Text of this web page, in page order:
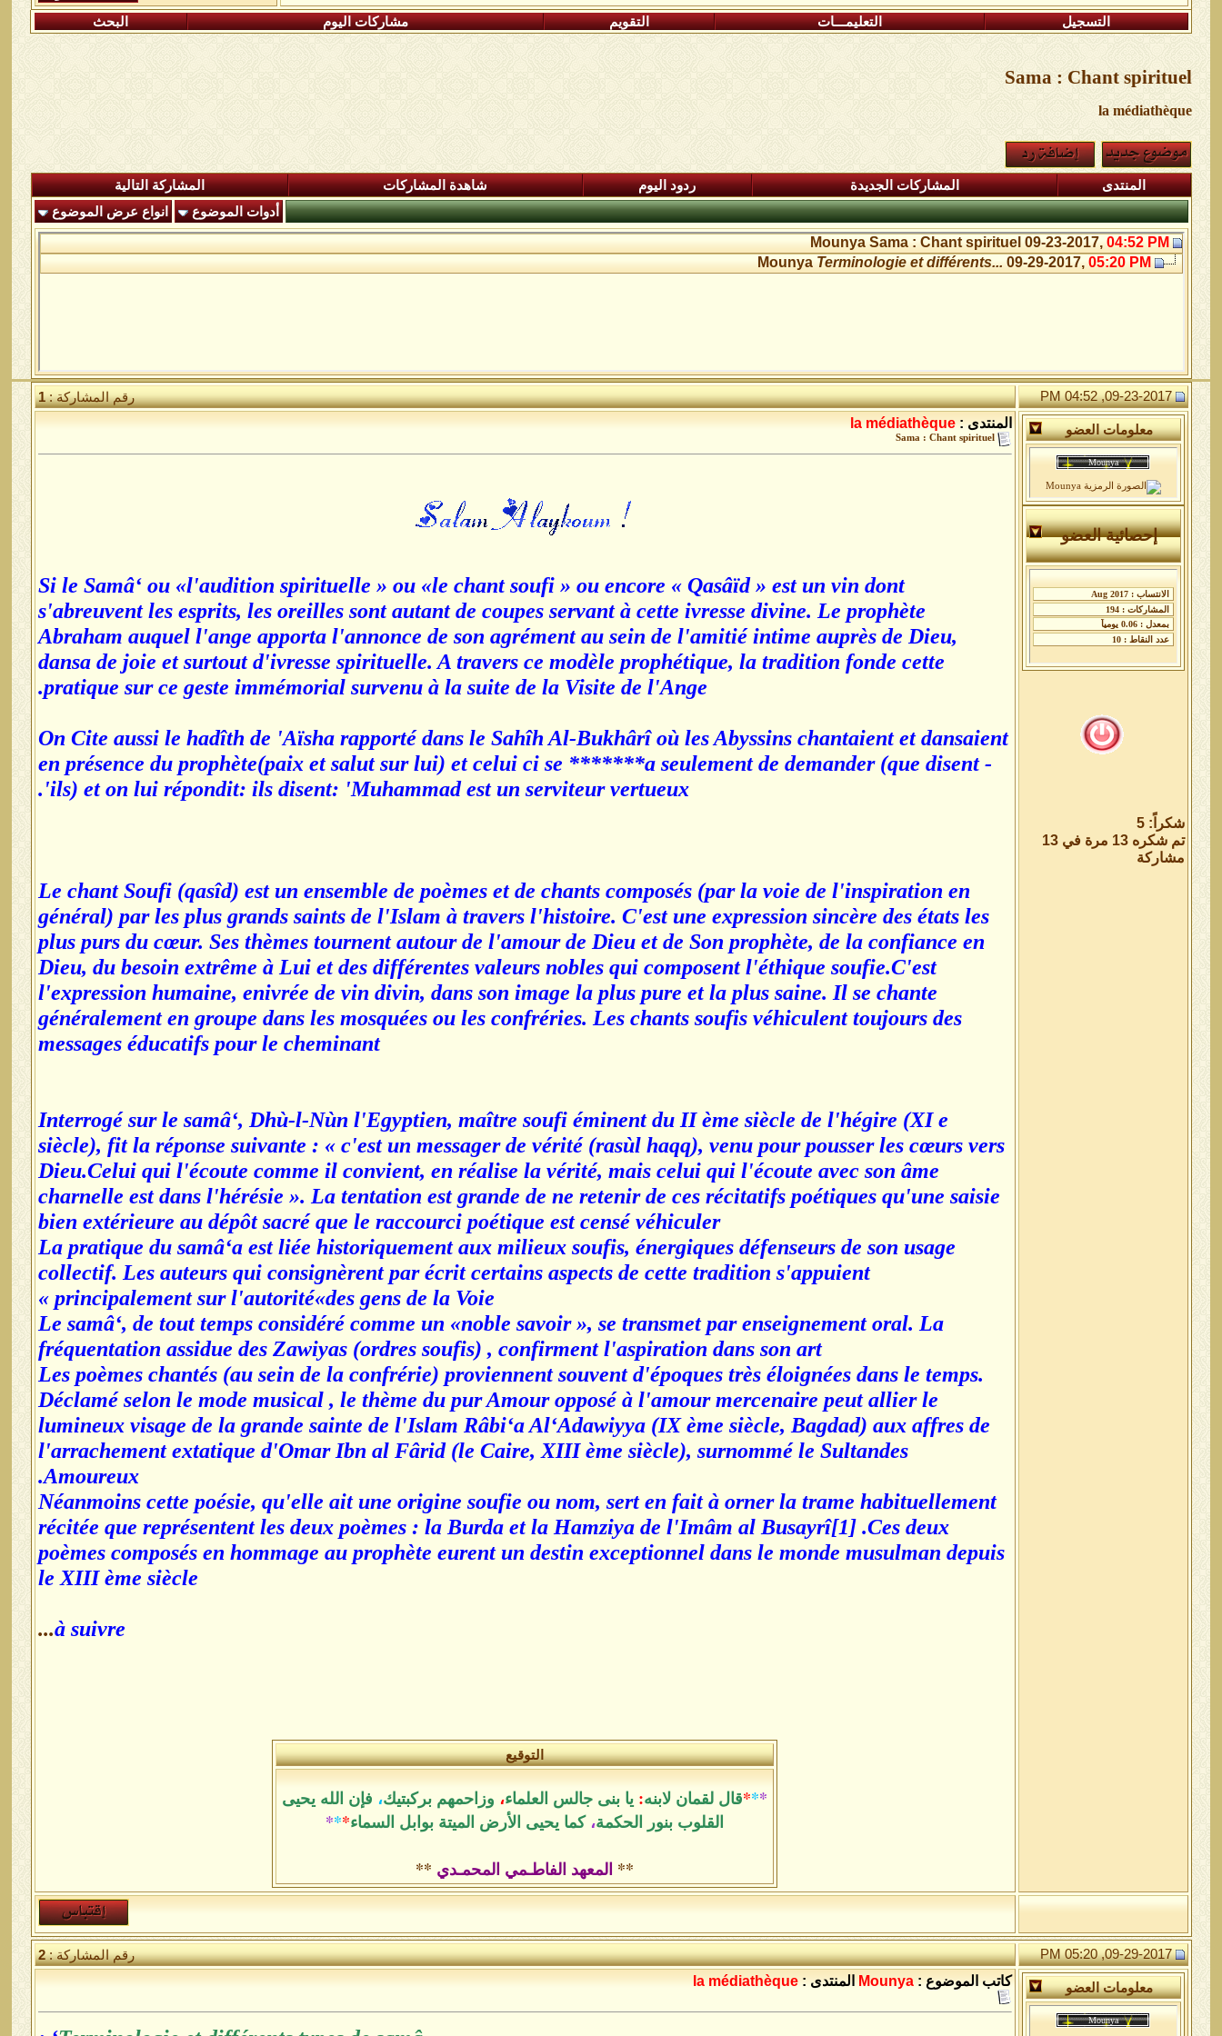
التسجيل التعليمـــات التقويم مشاركات اليوم البحث
Sama : Chant spirituel
la médiathèque
المنتدى المشاركات الجديدة ردود اليوم شاهدة المشاركات
المشاركة التالية
أدوات الموضوع
انواع عرض الموضوع
Mounya Sama : Chant spirituel 09-23-2017, 04:52 PM
Mounya Terminologie et différents...09-29-2017, 05:20 PM
09-23-2017, 04:52 PM رقم المشاركة :1
معلومات العضو
إحصائية العضو
شكراً: 5
تم شكره 13 مرة في 13
مشاركة
المنتدى : la médiathèque
Sama : Chant spirituel
Si le Samâ‘ ou «l'audition spirituelle » ou «le chant soufi » ou encore « Qasâïd » est un vin dont
s'abreuvent les esprits, les oreilles sont autant de coupes servant à cette ivresse divine. Le prophète
Abraham auquel l'ange apporta l'annonce de son agrément au sein de l'amitié intime auprès de Dieu,
dansa de joie et surtout d'ivresse spirituelle. A travers ce modèle prophétique, la tradition fonde cette
pratique sur ce geste immémorial survenu à la suite de la Visite de l'Ange.
On Cite aussi le hadîth de 'Aïsha rapporté dans le Sahîh Al-Bukhârî où les Abyssins chantaient et dansaient
en présence du prophète(paix et salut sur lui) et celui ci se *******a seulement de demander (que disent -
ils) et on lui répondit: ils disent: 'Muhammad est un serviteur vertueux'.
Le chant Soufi (qasîd) est un ensemble de poèmes et de chants composés (par la voie de l'inspiration en
général) par les plus grands saints de l'Islam à travers l'histoire. C'est une expression sincère des états les
plus purs du cœur. Ses thèmes tournent autour de l'amour de Dieu et de Son prophète, de la confiance en
Dieu, du besoin extrême à Lui et des différentes valeurs nobles qui composent l'éthique soufie.C'est
l'expression humaine, enivrée de vin divin, dans son image la plus pure et la plus saine. Il se chante
généralement en groupe dans les mosquées ou les confréries. Les chants soufis véhiculent toujours des
messages éducatifs pour le cheminant
Interrogé sur le samâ‘, Dhù-l-Nùn l'Egyptien, maître soufi éminent du II ème siècle de l'hégire (XI e
siècle), fit la réponse suivante : « c'est un messager de vérité (rasùl haqq), venu pour pousser les cœurs vers
Dieu.Celui qui l'écoute comme il convient, en réalise la vérité, mais celui qui l'écoute avec son âme
charnelle est dans l'hérésie ». La tentation est grande de ne retenir de ces récitatifs poétiques qu'une saisie
bien extérieure au dépôt sacré que le raccourci poétique est censé véhiculer
La pratique du samâ‘a est liée historiquement aux milieux soufis, énergiques défenseurs de son usage
collectif. Les auteurs qui consignèrent par écrit certains aspects de cette tradition s'appuient
principalement sur l'autorité«des gens de la Voie »
Le samâ‘, de tout temps considéré comme un «noble savoir », se transmet par enseignement oral. La
fréquentation assidue des Zawiyas (ordres soufis) , confirment l'aspiration dans son art
Les poèmes chantés (au sein de la confrérie) proviennent souvent d'époques très éloignées dans le temps.
Déclamé selon le mode musical , le thème du pur Amour opposé à l'amour mercenaire peut allier le
lumineux visage de la grande sainte de l'Islam Râbi‘a Al‘Adawiyya (IX ème siècle, Bagdad) aux affres de
l'arrachement extatique d'Omar Ibn al Fârid (le Caire, XIII ème siècle), surnommé le Sultandes
Amoureux.
Néanmoins cette poésie, qu'elle ait une origine soufie ou nom, sert en fait à orner la trame habituellement
récitée que représentent les deux poèmes : la Burda et la Hamziya de l'Imâm al Busayrî[1] .Ces deux
poèmes composés en hommage au prophète eurent un destin exceptionnel dans le monde musulman depuis
le XIII ème siècle
à suivre
...
التوقيع
*
*
*قال لقمان لابنه: يا بنى جالس العلماء، وزاحمهم بركبتيك، فإن الله يحيى
القلوب بنور الحكمة، كما يحيى الأرض الميتة بوابل السماء*
*
*
** المعهد الفاطـمي المحمـدي **
09-29-2017, 05:20 PM رقم المشاركة :2
معلومات العضو كاتب الموضوع : Mounya المنتدى : la médiathèque